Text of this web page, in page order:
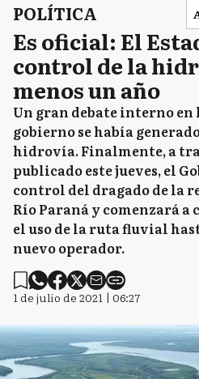
POLÍTICA
Es oficial: El
control de la
menos un año
Un gran debate interno
gobierno se había
hidrovía. Finalmente, a
publicado este jueves, el
control del dragado de la
Río Paraná y comenzará
el uso de la ruta fluvial
nuevo operador.
1 de julio de 2021 | 06:27